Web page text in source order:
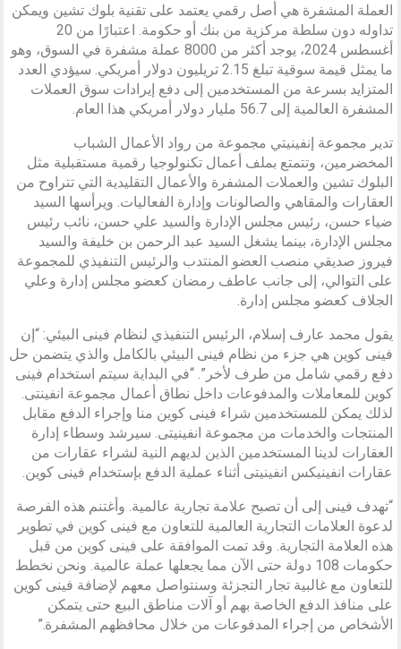
العملة المشفرة هي أصل رقمي يعتمد على تقنية بلوك تشين ويمكن
تداوله دون سلطة مركزية من بنك أو حكومة. اعتبارًا من 20
أغسطس 2024، يوجد أكثر من 8000 عملة مشفرة في السوق، وهو
ما يمثل قيمة سوقية تبلغ 2.15 تريليون دولار أمريكي. سيؤدي العدد
المتزايد بسرعة من المستخدمين إلى دفع إيرادات سوق العملات
المشفرة العالمية إلى 56.7 مليار دولار أمريكي هذا العام.
تدير مجموعة إنفينيتي مجموعة من رواد الأعمال الشباب
المخضرمين، وتتمتع بملف أعمال تكنولوجيا رقمية مستقبلية مثل
البلوك تشين والعملات المشفرة والأعمال التقليدية التي تتراوح من
العقارات والمقاهي والصالونات وإدارة الفعاليات. ويرأسها السيد
ضياء حسن، رئيس مجلس الإدارة والسيد علي حسن، نائب رئيس
مجلس الإدارة، بينما يشغل السيد عبد الرحمن بن خليفة والسيد
فيروز صديقي منصب العضو المنتدب والرئيس التنفيذي للمجموعة
على التوالي، إلى جانب عاطف رمضان كعضو مجلس إدارة وعلي
الجلاف كعضو مجلس إدارة.
يقول محمد عارف إسلام، الرئيس التنفيذي لنظام فينى البيئي: “إن
فينى كوين هي جزء من نظام فينى البيئي بالكامل والذي يتضمن حل
دفع رقمي شامل من طرف لأخر”. “في البداية سيتم استخدام فينى
كوين للمعاملات والمدفوعات داخل نطاق أعمال مجموعة انفينتى.
لذلك يمكن للمستخدمين شراء فينى كوين منا وإجراء الدفع مقابل
المنتجات والخدمات من مجموعة انفينيتى. سيرشد وسطاء إدارة
العقارات لدينا المستخدمين الذين لديهم النية لشراء عقارات من
عقارات انفينيكس انفينيتى أثناء عملية الدفع بإستخدام فينى كوين.
“تهدف فينى إلى أن تصبح علامة تجارية عالمية. وأغتنم هذه الفرصة
لدعوة العلامات التجارية العالمية للتعاون مع فينى كوين في تطوير
هذه العلامة التجارية. وقد تمت الموافقة على فينى كوين من قبل
حكومات 108 دولة حتى الآن مما يجعلها عملة عالمية. ونحن نخطط
للتعاون مع غالبية تجار التجزئة وسنتواصل معهم لإضافة فينى كوين
على منافذ الدفع الخاصة بهم أو آلات مناطق البيع حتى يتمكن
الأشخاص من إجراء المدفوعات من خلال محافظهم المشفرة.”